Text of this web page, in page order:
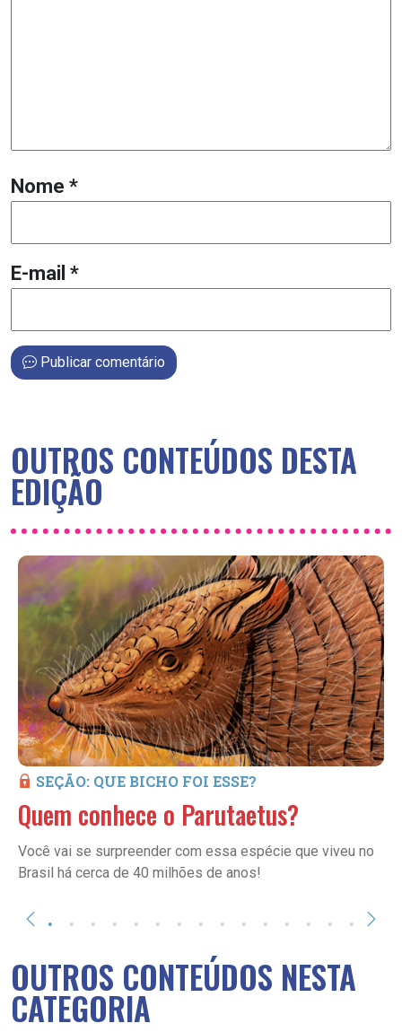
Nome *
E-mail *
Publicar comentário
OUTROS CONTEÚDOS DESTA
EDIÇÃO
SEÇÃO: QUE BICHO FOI ESSE?
Quem conhece o Parutaetus?
Você vai se surpreender com essa espécie que viveu no
Brasil há cerca de 40 milhões de anos!
OUTROS CONTEÚDOS NESTA
CATEGORIA